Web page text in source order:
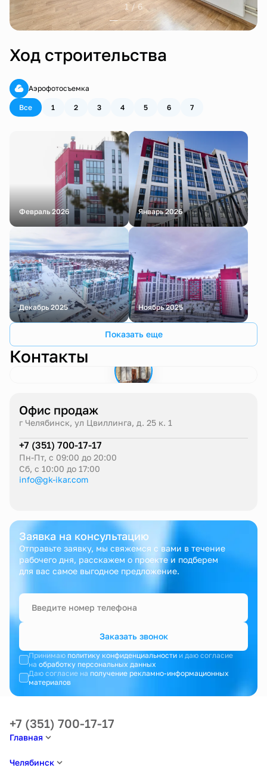
1 / 6
Ход строительства
Все 1 2 3 4 5 6 7
Аэрофотосъемка
Февраль 2026 Январь 2026
Декабрь 2025 Ноябрь 2025
Показать еще
Контакты
Офис продаж
г Челябинск, ул Цвиллинга, д. 25 к. 1
+7 (351) 700-17-17
Пн-Пт, c 09:00 до 20:00
Сб, c 10:00 до 17:00
info@gk-ikar.com
Заявка на консультацию
Отправьте заявку, мы свяжемся с вами в течение
рабочего дня, расскажем о проекте и подберем
для вас самое выгодное предложение.
Заказать звонок
Принимаю политику конфиденциальностии даю согласие
на обработку персональных данных
Даю согласие на получение рекламно-информационных
материалов
Главная
Челябинск
+7 (351) 700-17-17